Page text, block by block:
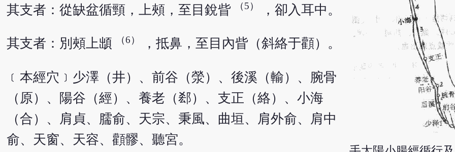
其支者：從缺盆循頸，上頰，至目銳眥 （5） ，卻入耳中。
其支者：別頰上䪼 （6） ，抵鼻，至目內眥（斜絡于顴）。
﹝本經穴﹞少澤（井）、前谷（滎）、後溪（輸）、腕骨
（原）、陽谷（經）、養老（郄）、支正（絡）、小海
（合）、肩貞、臑俞、天宗、秉風、曲垣、肩外俞、肩中
俞、天窗、天容、顴髎、聽宮。